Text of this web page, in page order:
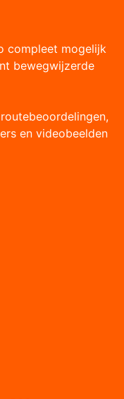
compleet mogelijk
bewegwijzerde
en videobeelden